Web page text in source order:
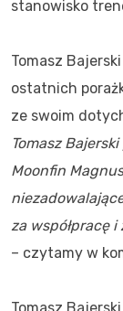
stanowisko
Tomasz
ostatnich
ze swoim
Tomasz
Moonfin
za współpracę
– czytamy w